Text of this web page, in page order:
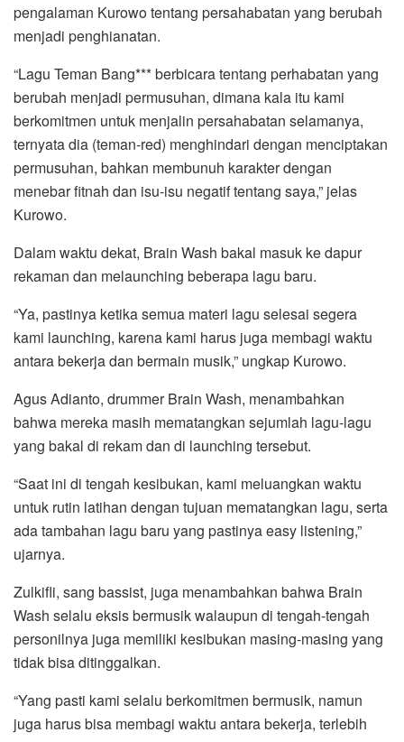
pengalaman Kurowo tentang persahabatan yang berubah
menjadi penghianatan.
“Lagu Teman Bang*** berbicara tentang perhabatan yang
berubah menjadi permusuhan, dimana kala itu kami
berkomitmen untuk menjalin persahabatan selamanya,
ternyata dia (teman-red) menghindari dengan menciptakan
permusuhan, bahkan membunuh karakter dengan
menebar fitnah dan isu-isu negatif tentang saya,” jelas
Kurowo.
Dalam waktu dekat, Brain Wash bakal masuk ke dapur
rekaman dan melaunching beberapa lagu baru.
“Ya, pastinya ketika semua materi lagu selesai segera
kami launching, karena kami harus juga membagi waktu
antara bekerja dan bermain musik,” ungkap Kurowo.
Agus Adianto, drummer Brain Wash, menambahkan
bahwa mereka masih mematangkan sejumlah lagu-lagu
yang bakal di rekam dan di launching tersebut.
“Saat ini di tengah kesibukan, kami meluangkan waktu
untuk rutin latihan dengan tujuan mematangkan lagu, serta
ada tambahan lagu baru yang pastinya easy listening,”
ujarnya.
Zulkifli, sang bassist, juga menambahkan bahwa Brain
Wash selalu eksis bermusik walaupun di tengah-tengah
personilnya juga memiliki kesibukan masing-masing yang
tidak bisa ditinggalkan.
“Yang pasti kami selalu berkomitmen bermusik, namun
juga harus bisa membagi waktu antara bekerja, terlebih